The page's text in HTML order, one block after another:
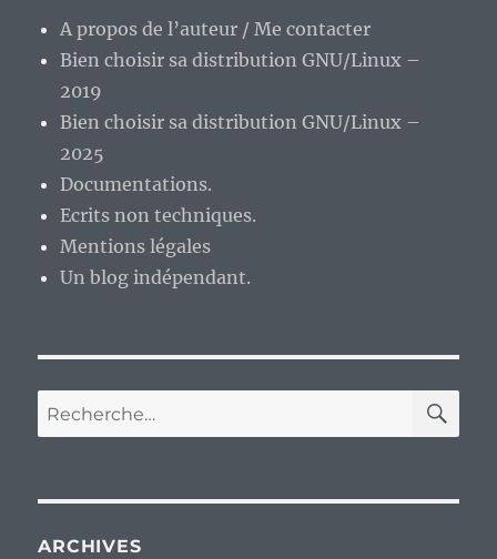
A propos de l’auteur / Me contacter
Bien choisir sa distribution GNU/Linux –
2019
Bien choisir sa distribution GNU/Linux –
2025
Documentations.
Ecrits non techniques.
Mentions légales
Un blog indépendant.
Recherche
pour :
ARCHIVES